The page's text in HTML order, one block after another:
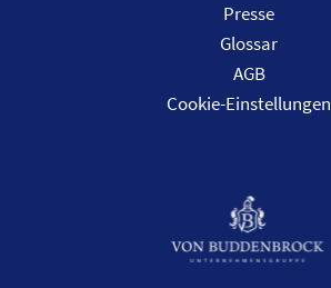
Presse
Glossar
AGB
Cookie-Einstellungen